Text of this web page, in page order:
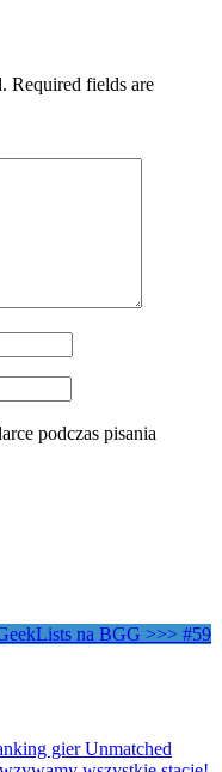
Required fields are
podczas pisania
na BGG >>> #59
gier Unmatched